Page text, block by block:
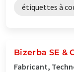
étiquettes à
Bizerba SE &
Fabricant,